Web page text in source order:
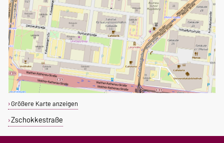
Größere Karte anzeigen
Zschokkestraße